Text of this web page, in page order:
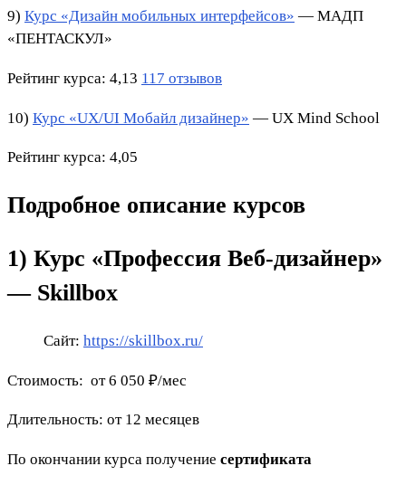
9) Курс «Дизайн мобильных интерфейсов» — МАДП
«ПЕНТАСКУЛ»
Рейтинг курса: 4,13 117 отзывов
10) Курс «UX/UI Мобайл дизайнер» — UX Mind School
Рейтинг курса: 4,05
Подробное описание курсов
1) Курс «Профессия Веб-дизайнер»
— Skillbox
Сайт: https://skillbox.ru/
Стоимость: от 6 050 ₽/мес
Длительность: от 12 месяцев
По окончании курса получение сертификата